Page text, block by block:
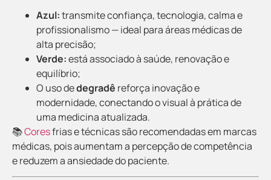
Azul:transmite confiança, tecnologia, calma e
profissionalismo — ideal para áreas médicas de
alta precisão;
Verde:está associado à saúde, renovação e
equilíbrio;
O uso dedegradê reforça inovação e
modernidade, conectando o visual à prática de
uma medicina atualizada.
📚Coresfrias e técnicas são recomendadas em marcas
médicas, pois aumentam a percepção de competência
e reduzem a ansiedade do paciente.